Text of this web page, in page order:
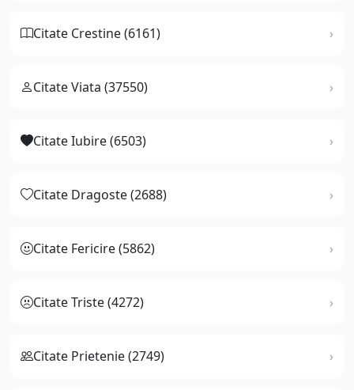
Citate Crestine (6161)
Citate Viata (37550)
Citate Iubire (6503)
Citate Dragoste (2688)
Citate Fericire (5862)
Citate Triste (4272)
Citate Prietenie (2749)